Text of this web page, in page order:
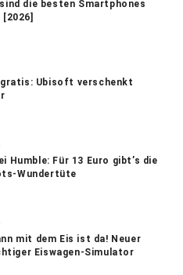
die besten Smartphones
Ubisoft verschenkt
Humble: Für 13 Euro gibt’s die
Wundertüte
mit dem Eis ist da! Neuer
Eiswagen-Simulator